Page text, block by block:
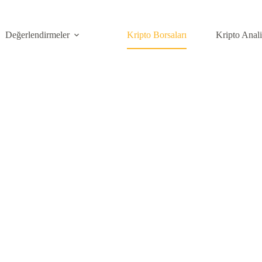
Değerlendirmeler Kripto Borsaları Kripto